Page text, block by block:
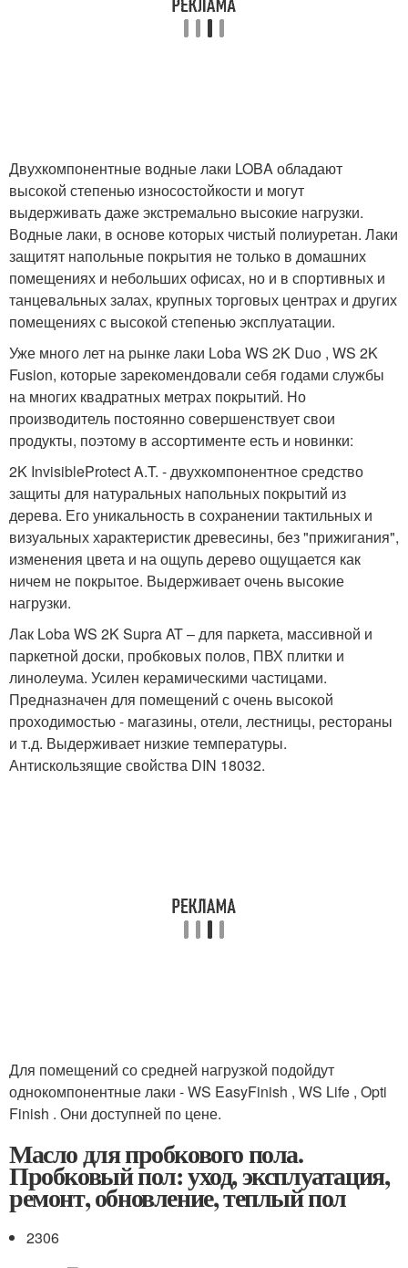
Двухкомпонентные водные лаки LOBA обладают
высокой степенью износостойкости и могут
выдерживать даже экстремально высокие нагрузки.
Водные лаки, в основе которых чистый полиуретан. Лаки
защитят напольные покрытия не только в домашних
помещениях и небольших офисах, но и в спортивных и
танцевальных залах, крупных торговых центрах и других
помещениях с высокой степенью эксплуатации.
Уже много лет на рынке лаки Loba WS 2K Duo , WS 2K
Fusion, которые зарекомендовали себя годами службы
на многих квадратных метрах покрытий. Но
производитель постоянно совершенствует свои
продукты, поэтому в ассортименте есть и новинки:
2K InvisibleProtect A.T. - двухкомпонентное средство
защиты для натуральных напольных покрытий из
дерева. Его уникальность в сохранении тактильных и
визуальных характеристик древесины, без "прижигания",
изменения цвета и на ощупь дерево ощущается как
ничем не покрытое. Выдерживает очень высокие
нагрузки.
Лак Loba WS 2K Supra AT – для паркета, массивной и
паркетной доски, пробковых полов, ПВХ плитки и
линолеума. Усилен керамическими частицами.
Предназначен для помещений с очень высокой
проходимостью - магазины, отели, лестницы, рестораны
и т.д. Выдерживает низкие температуры.
Антискользящие свойства DIN 18032.
Для помещений со средней нагрузкой подойдут
однокомпонентные лаки - WS EasyFinish , WS Life , Opti
Finish . Они доступней по цене.
Масло для пробкового пола.
Пробковый пол: уход, эксплуатация,
ремонт, обновление, теплый пол
2306